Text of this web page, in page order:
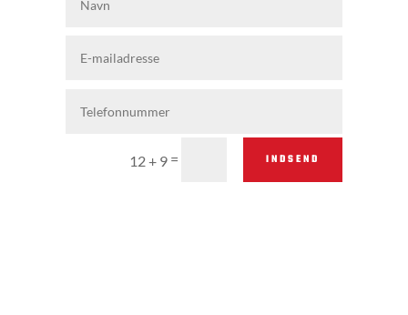
12 + 9 = INDSEND